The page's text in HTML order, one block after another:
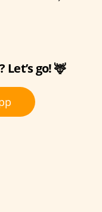
go! 🦌